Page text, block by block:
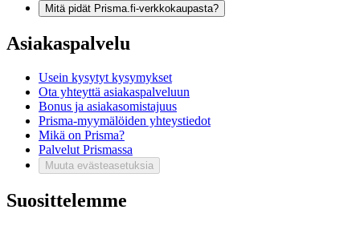
Mitä pidät Prisma.fi-verkkokaupasta?
Asiakaspalvelu
Usein kysytyt kysymykset
Ota yhteyttä asiakaspalveluun
Bonus ja asiakasomistajuus
Prisma-myymälöiden yhteystiedot
Mikä on Prisma?
Palvelut Prismassa
Muuta evästeasetuksia
Suosittelemme